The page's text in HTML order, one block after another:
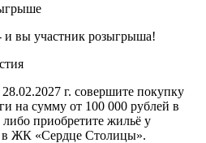
вы участник розыгрыша!
г. совершите покупку
на сумму от 100 000 рублей в
приобретите жильё у
в ЖК «Сердце Столицы».